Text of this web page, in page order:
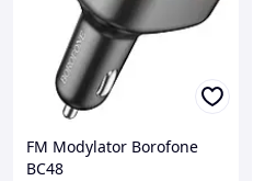
FM Modylator Borofone
BC48